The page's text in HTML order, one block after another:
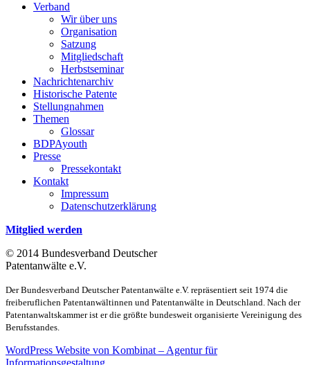
Verband
Wir über uns
Organisation
Satzung
Mitgliedschaft
Herbstseminar
Nachrichtenarchiv
Historische Patente
Stellungnahmen
Themen
Glossar
BDPAyouth
Presse
Pressekontakt
Kontakt
Impressum
Datenschutzerklärung
Mitglied werden
© 2014 Bundesverband Deutscher
Patentanwälte e.V.
Der Bundesverband Deutscher Patentanwälte e.V. repräsentiert seit 1974 die
freiberuflichen Patentanwältinnen und Patentanwälte in Deutschland. Nach der
Patentanwaltskammer ist er die größte bundesweit organisierte Vereinigung des
Berufsstandes.
WordPress Website von Kombinat – Agentur für
Informationsgestaltung